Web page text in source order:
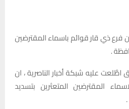
فرع ذي قار قوائم باسماء المقترضين
.
عليه شبكة أخبار الناصرية ، ان
المقترضين المتعثرين بتسديد